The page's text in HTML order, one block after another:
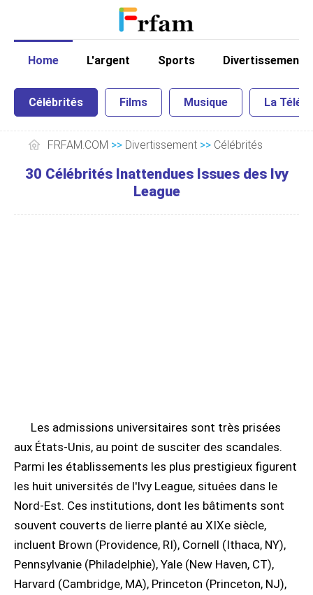
Home L'argent Sports Divertissement
Célébrités Films Musique La Télé
FRFAM.COM >> Divertissement >> Célébrités
30 Célébrités Inattendues Issues des Ivy
League
Les admissions universitaires sont très prisées
aux États-Unis, au point de susciter des scandales.
Parmi les établissements les plus prestigieux figurent
les huit universités de l'Ivy League, situées dans le
Nord-Est. Ces institutions, dont les bâtiments sont
souvent couverts de lierre planté au XIXe siècle,
incluent Brown (Providence, RI), Cornell (Ithaca, NY),
Pennsylvanie (Philadelphie), Yale (New Haven, CT),
Harvard (Cambridge, MA), Princeton (Princeton, NJ),